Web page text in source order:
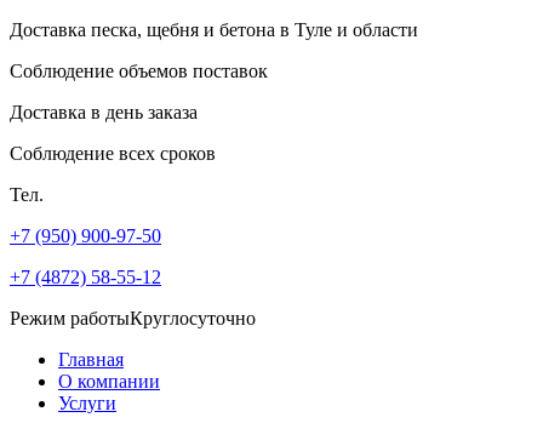
Доставка песка, щебня и бетона в Туле и области
Соблюдение объемов поставок
Доставка в день заказа
Соблюдение всех сроков
Тел.
+7 (950) 900-97-50
+7 (4872) 58-55-12
Режим работыКруглосуточно
Главная
О компании
Услуги